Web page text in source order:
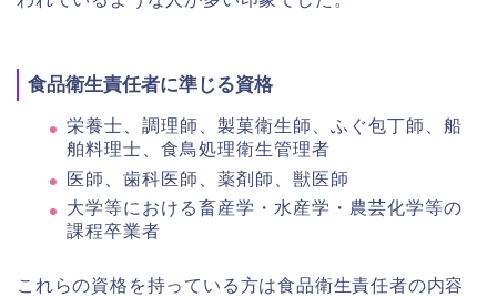
食品衛生責任者に準じる資格
栄養士、調理師、製菓衛生師、ふぐ包丁師、船
舶料理士、食鳥処理衛生管理者
医師、歯科医師、薬剤師、獣医師
大学等における畜産学・水産学・農芸化学等の
課程卒業者
これらの資格を持っている方は食品衛生責任者の内容